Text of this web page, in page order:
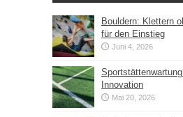
Bouldern: Klettern
für den Einstieg
Juni 4, 2026
Innovation
Mai 20, 2026